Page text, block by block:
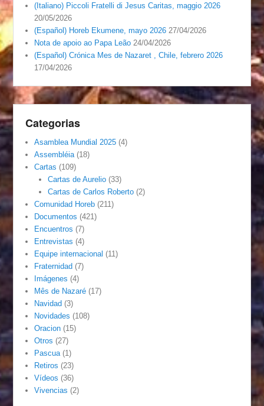
(Italiano) Piccoli Fratelli di Jesus Caritas, maggio 2026
20/05/2026
(Español) Horeb Ekumene, mayo 2026 27/04/2026
Nota de apoio ao Papa Leão 24/04/2026
(Español) Crónica Mes de Nazaret , Chile, febrero 2026
17/04/2026
Categorias
Asamblea Mundial 2025 (4)
Assembléia (18)
Cartas (109)
Cartas de Aurelio(33)
Cartas de Carlos Roberto(2)
Comunidad Horeb (211)
Documentos (421)
Encuentros (7)
Entrevistas (4)
Equipe internacional (11)
Fraternidad (7)
Imágenes (4)
Mês de Nazaré (17)
Navidad (3)
Novidades (108)
Oracion (15)
Otros (27)
Pascua (1)
Retiros (23)
Vídeos (36)
Vivencias (2)